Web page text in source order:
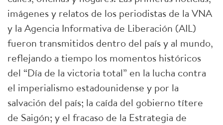
imágenes y relatos de los periodistas de la VNA
y la Agencia Informativa de Liberación (AIL)
fueron transmitidos dentro del país y al mundo,
reflejando a tiempo los momentos históricos
del “Día de la victoria total” en la lucha contra
el imperialismo estadounidense y por la
salvación del país; la caída del gobierno títere
de Saigón; y el fracaso de la Estrategia de